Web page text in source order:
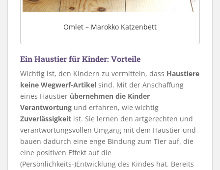
Omlet – Marokko Katzenbett
Ein Haustier für Kinder: Vorteile
Wichtig ist, den Kindern zu vermitteln, dass Haustiere
keine Wegwerf-Artikel sind. Mit der Anschaffung
eines Haustier übernehmen die Kinder
Verantwortung und erfahren, wie wichtig
Zuverlässigkeit ist. Sie lernen den artgerechten und
verantwortungsvollen Umgang mit dem Haustier und
bauen dadurch eine enge Bindung zum Tier auf, die
eine positiven Effekt auf die
(Persönlichkeits-)Entwicklung des Kindes hat. Bereits